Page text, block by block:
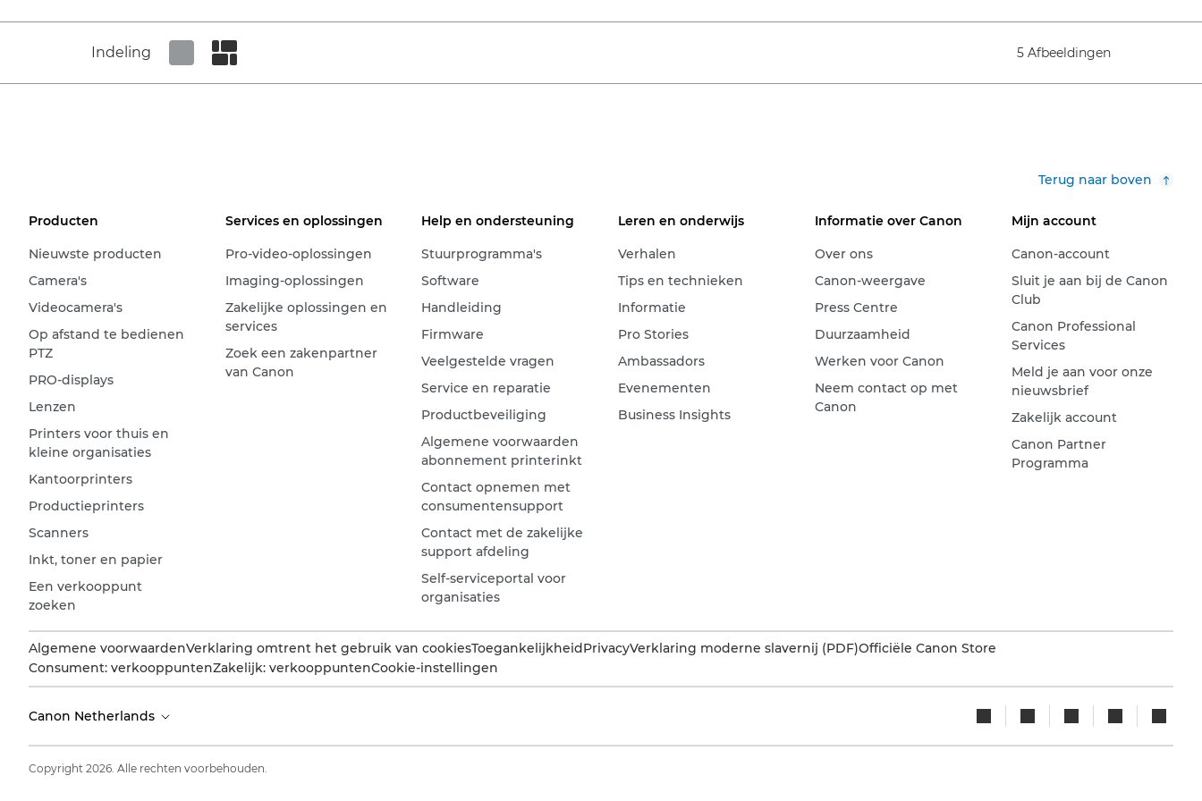
Indeling 5 Afbeeldingen
Terug naar boven
Producten
Nieuwste producten
Camera's
Videocamera's
Op afstand te bedienen
PTZ
PRO-displays
Lenzen
Printers voor thuis en
kleine organisaties
Kantoorprinters
Productieprinters
Scanners
Inkt, toner en papier
Een verkooppunt
zoeken
Services en oplossingen
Pro-video-oplossingen
Imaging-oplossingen
Zakelijke oplossingen en
services
Zoek een zakenpartner
van Canon
Help en ondersteuning
Stuurprogramma's
Software
Handleiding
Firmware
Veelgestelde vragen
Service en reparatie
Productbeveiliging
Algemene voorwaarden
abonnement printerinkt
Contact opnemen met
consumentensupport
Contact met de zakelijke
support afdeling
Self-serviceportal voor
organisaties
Leren en onderwijs
Verhalen
Tips en technieken
Informatie
Pro Stories
Ambassadors
Evenementen
Business Insights
Informatie over Canon
Over ons
Canon-weergave
Press Centre
Duurzaamheid
Werken voor Canon
Neem contact op met
Canon
Mijn account
Canon-account
Sluit je aan bij de Canon
Club
Canon Professional
Services
Meld je aan voor onze
nieuwsbrief
Zakelijk account
Canon Partner
Programma
Algemene voorwaardenVerklaring omtrent het gebruik van cookiesToegankelijkheidPrivacyVerklaring moderne slavernij (PDF)Officiële Canon Store
Consument: verkooppuntenZakelijk: verkooppuntenCookie-instellingen
Canon Netherlands
Copyright 2026. Alle rechten voorbehouden.